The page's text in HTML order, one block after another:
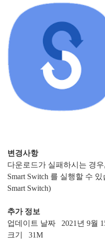
변경사항
다운로드가 실패하시는 경
Smart Switch 를 실행할 수
Smart Switch)
추가 정보
업데이트 날짜 2021년 9월
크기 31M